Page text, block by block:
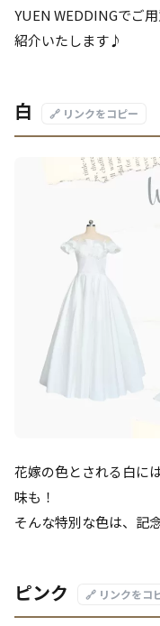
YUEN WEDDINGでご
紹介いたします♪
白 🔗 リンクをコピー
花嫁の色とされる白に
味も！
そんな特別な色は、記
ピンク 🔗 リンクをコ